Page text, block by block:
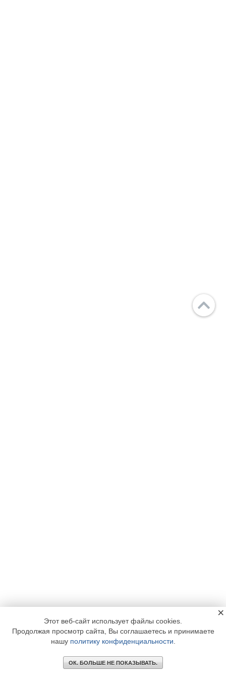
Этот веб-сайт использует файлы cookies.
Продолжая просмотр сайта, Вы соглашаетесь и принимаете
нашу политику конфиденциальности
ОК. БОЛЬШЕ НЕ ПОКАЗЫВАТЬ.
×